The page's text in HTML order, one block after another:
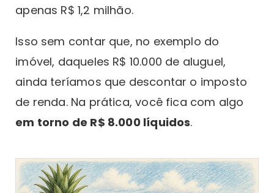
apenas R$ 1,2 milhão.
Isso sem contar que, no exemplo do
imóvel, daqueles R$ 10.000 de aluguel,
ainda teríamos que descontar o imposto
de renda. Na prática, você fica com algo
em torno de R$ 8.000 líquidos.